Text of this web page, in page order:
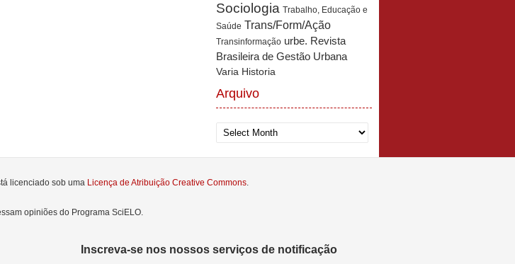
Sociologia Trabalho, Educação e
Saúde Trans/Form/Ação
Transinformação urbe. Revista
Brasileira de Gestão Urbana
Varia Historia
Arquivo
Arquivo
licenciado sob uma Licença de Atribuição Creative Commons.
opiniões do Programa SciELO.
Inscreva-se nos nossos serviços de notificação